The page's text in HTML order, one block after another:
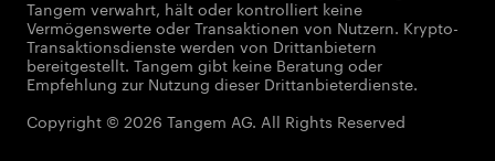
Tangem verwahrt, hält oder kontrolliert keine
Vermögenswerte oder Transaktionen von Nutzern. Krypto-
Transaktionsdienste werden von Drittanbietern
bereitgestellt. Tangem gibt keine Beratung oder
Empfehlung zur Nutzung dieser Drittanbieterdienste.